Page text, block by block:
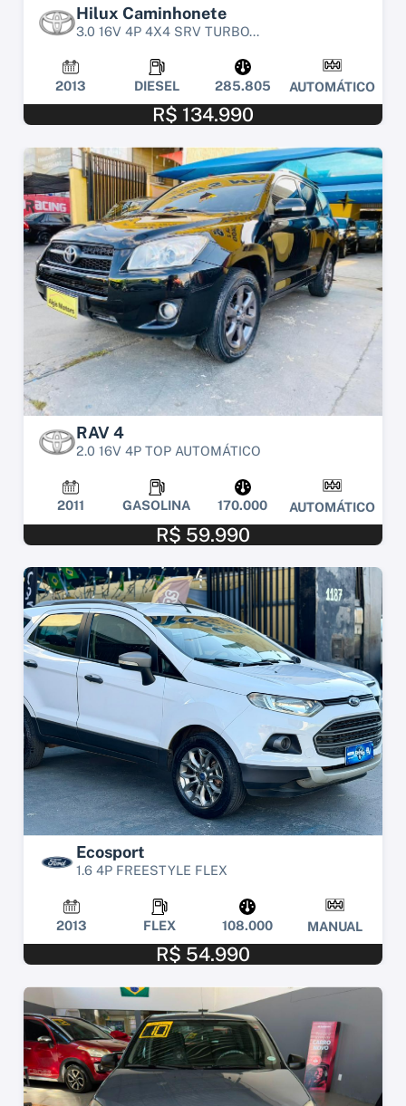
Hilux Caminhonete
3.0 16V 4P 4X4 SRV TURBO...
2013 DIESEL 285.805 AUTOMÁTICO
R$ 134.990
RAV 4
2.0 16V 4P TOP AUTOMÁTICO
2011 GASOLINA 170.000 AUTOMÁTICO
R$ 59.990
Ecosport
1.6 4P FREESTYLE FLEX
2013 FLEX 108.000 MANUAL
R$ 54.990